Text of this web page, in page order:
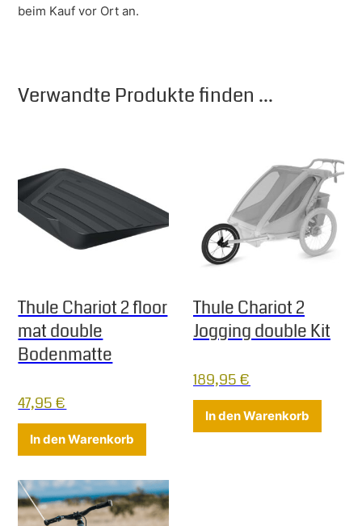
beim Kauf vor Ort an.
Verwandte Produkte finden ...
Thule Chariot 2 floor
mat double
Bodenmatte
47,95€
In den Warenkorb
Thule Chariot 2
Jogging double Kit
189,95€
In den Warenkorb